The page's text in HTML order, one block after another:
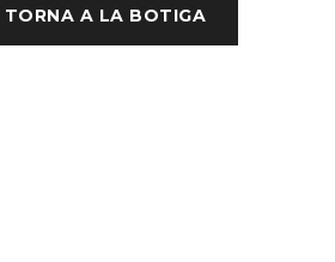
TORNA A LA BOTIGA